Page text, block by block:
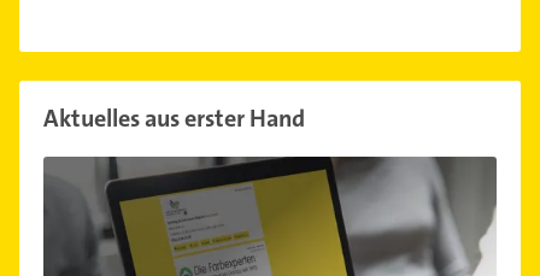
Aktuelles aus erster Hand